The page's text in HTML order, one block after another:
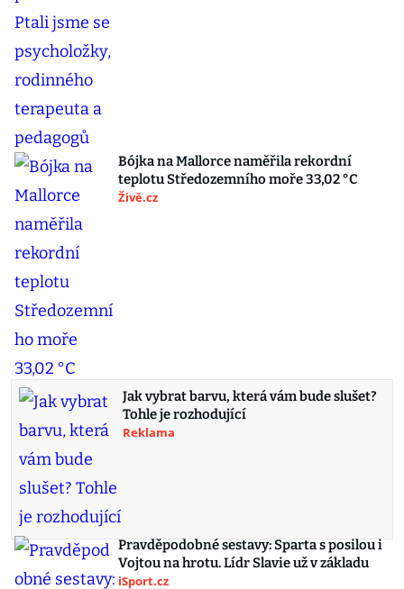
Bójka na Mallorce naměřila rekordní
teplotu Středozemního moře 33,02 °C
Živě.cz
Jak vybrat barvu, která vám bude slušet?
Tohle je rozhodující
Reklama
Pravděpodobné sestavy: Sparta s posilou i
Vojtou na hrotu. Lídr Slavie už v základu
iSport.cz